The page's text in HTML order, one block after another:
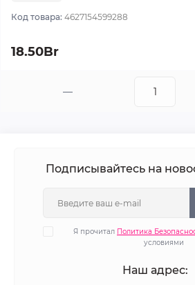
Код товара: 4627154599288
18.50Br
Подписывайтесь на
Я прочитал Политика
условиями
Наш адрес: